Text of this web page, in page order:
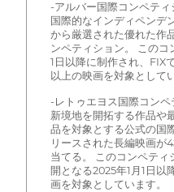
-アルバー国際コンペティ
国際的なインディペンデ
から厳選された優れた作
ンペティション。 このコ
1日以降に制作され、FIX
以上の映画を対象として
-レトゥエヨス国際コンペ
新境地を開拓する作品や
品を対象とする公式の国
リースされた長編映画が
当てる。 このコンペテ
開となる2025年1月1日以
画を対象としています。